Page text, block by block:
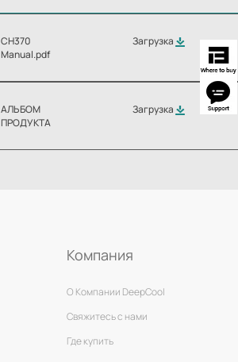
CH370
Manual.pdf
Загрузка
АЛЬБОМ
ПРОДУКТА
Загрузка
Компания
О Компании DeepCool
Свяжитесь с нами
Где купить